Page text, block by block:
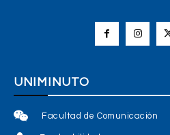
UNIMINUTO
Facultad de Comunicación